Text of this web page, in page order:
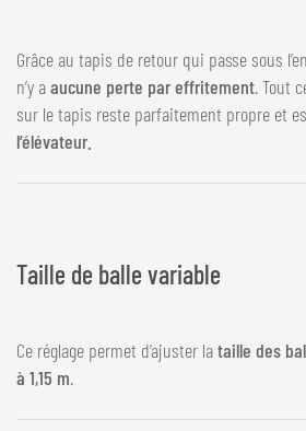
Grâce au tapis de retour qui passe sous
n’y aaucune perte par effritement. Tout
sur le tapis reste parfaitement propre et
l’élévateur.
Taille de balle variable
Ce réglage permet d’ajuster lataille des
à 1,15 m.